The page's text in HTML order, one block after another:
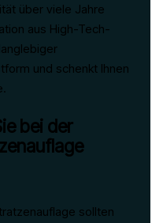
über viele Jahre
aus High-Tech-
und schenkt Ihnen
bei der
sollten